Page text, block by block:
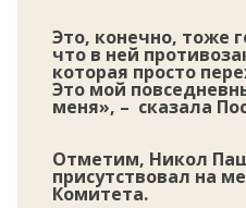
Это, конечно, тоже
что в ней
которая просто
Это мой
меня», – сказала
Отметим, Никол
присутствовал на
Комитета.